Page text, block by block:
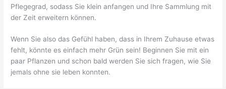
Pflegegrad, sodass Sie klein anfangen und Ihre Sammlung mit
der Zeit erweitern können.
Wenn Sie also das Gefühl haben, dass in Ihrem Zuhause etwas
fehlt, könnte es einfach mehr Grün sein! Beginnen Sie mit ein
paar Pflanzen und schon bald werden Sie sich fragen, wie Sie
jemals ohne sie leben konnten.